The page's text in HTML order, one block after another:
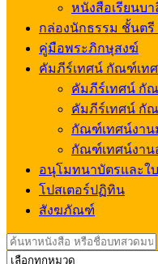
หนังสือเรียนบ
กล่องนักธรรม ชั้นตรี
คู่มือพระภิกษุสงฆ์
คัมภีร์เทศน์ กัณฑ์เท
คัมภีร์เทศน์ กั
คัมภีร์เทศน์ กั
กัณฑ์เทศน์งาน
กัณฑ์เทศน์งาน
อนุโมทนาบัตรและใ
โปสเตอร์ปฏิทิน
สังฆภัณฑ์
Search
for: